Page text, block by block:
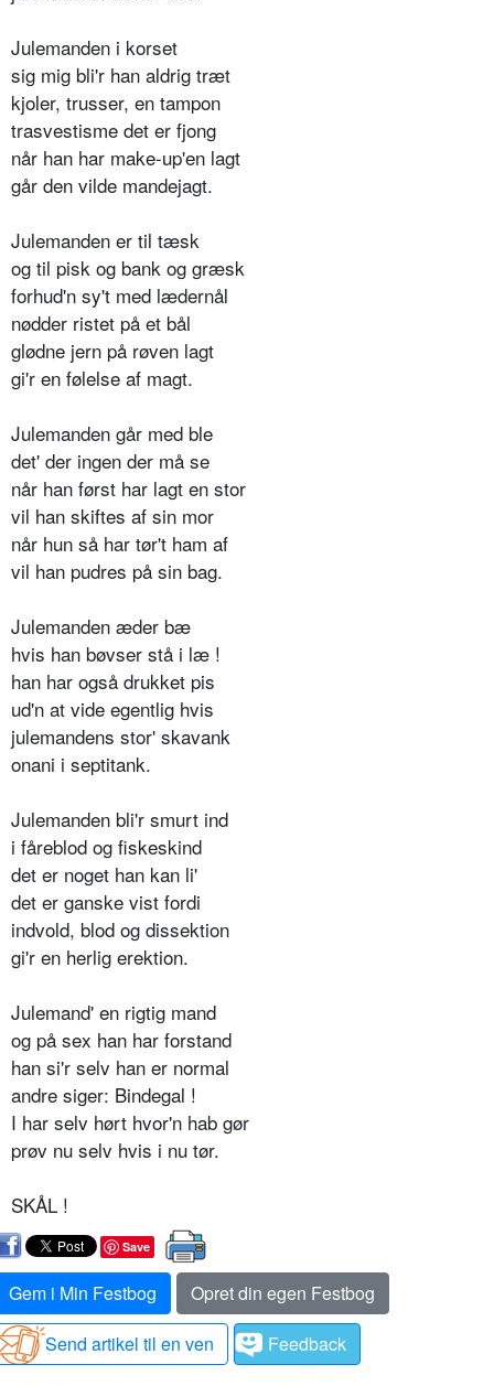
Julemanden i korset
sig mig bli'r han aldrig træt
kjoler, trusser, en tampon
trasvestisme det er fjong
når han har make-up'en lagt
går den vilde mandejagt.
Julemanden er til tæsk
og til pisk og bank og græsk
forhud'n sy't med lædernål
nødder ristet på et bål
glødne jern på røven lagt
gi'r en følelse af magt.
Julemanden går med ble
det' der ingen der må se
når han først har lagt en stor
vil han skiftes af sin mor
når hun så har tør't ham af
vil han pudres på sin bag.
Julemanden æder bæ
hvis han bøvser stå i læ !
han har også drukket pis
ud'n at vide egentlig hvis
julemandens stor' skavank
onani i septitank.
Julemanden bli'r smurt ind
i fåreblod og fiskeskind
det er noget han kan li'
det er ganske vist fordi
indvold, blod og dissektion
gi'r en herlig erektion.
Julemand' en rigtig mand
og på sex han har forstand
han si'r selv han er normal
andre siger: Bindegal !
I har selv hørt hvor'n hab gør
prøv nu selv hvis i nu tør.
SKÅL !
Save
Gem i Min Festbog
Opret din egen Festbog
Send artikel til en ven
Feedback